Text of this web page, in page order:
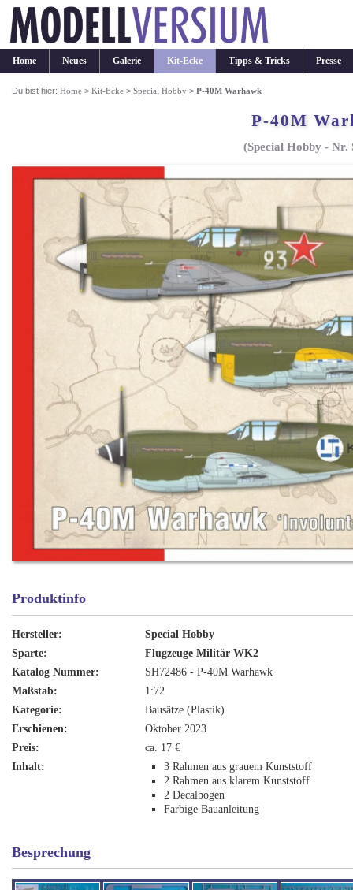
Home Neues Galerie Kit-Ecke Tipps & Tricks Presse
Du bist hier:Home >Kit-Ecke >Special Hobby >P-40M Warhawk
P-40M
(Special Hobby - Nr.
Produktinfo
Hersteller:
Special Hobby
Sparte:
Flugzeuge Militär WK2
Katalog Nummer:
SH72486 - P-40M Warhawk
Maßstab:
1:72
Kategorie:
Bausätze (Plastik)
Erschienen:
Oktober 2023
Preis:
ca. 17 €
Inhalt:
3 Rahmen aus grauem Kunststoff
2 Rahmen aus klarem Kunststoff
2 Decalbogen
Farbige Bauanleitung
Besprechung